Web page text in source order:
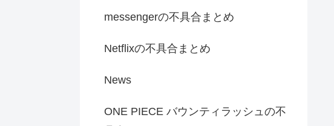
messengerの不具合まとめ
Netflixの不具合まとめ
News
ONE PIECE バウンティラッシュの不